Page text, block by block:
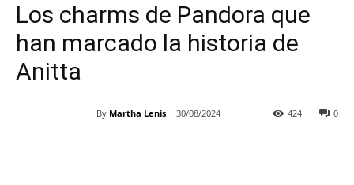
Los charms de Pandora que
han marcado la historia de
Anitta
By Martha Lenis 30/08/2024 0
424